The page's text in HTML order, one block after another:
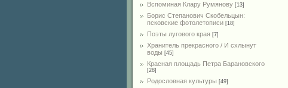
Вспоминая Клару Румянову [13]
Борис Степанович Скобельцын:
псковские фотолетописи [18]
Поэты лугового края [7]
Хранитель прекрасного / И схлынут
воды [45]
Красная площадь Петра Барановского
[28]
Родословная культуры [49]